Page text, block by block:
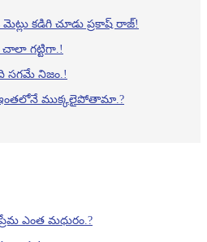
కడిగి చూడు ప్రకాష్ రాజ్!
చాలా గట్టిగా.!
సగమే నిజం.!
ముక్కలైపోతామా.?
ప్రేమ ఎంత మధురం.?